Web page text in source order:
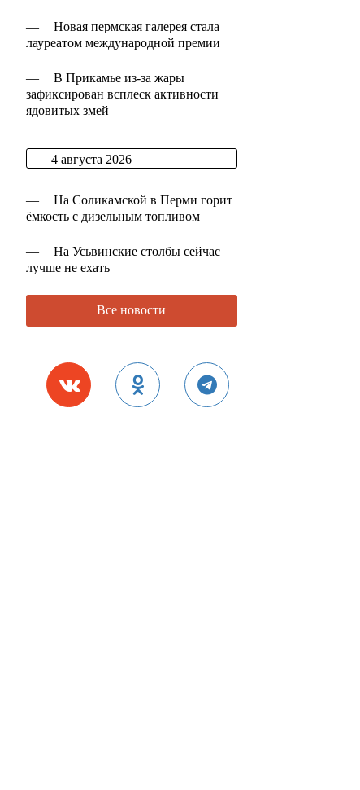
—
Новая пермская галерея стала
лауреатом международной премии
—
В Прикамье из-за жары
зафиксирован всплеск активности
ядовитых змей
4 августа 2026
—
На Соликамской в Перми горит
ёмкость с дизельным топливом
—
На Усьвинские столбы сейчас
лучше не ехать
Все новости